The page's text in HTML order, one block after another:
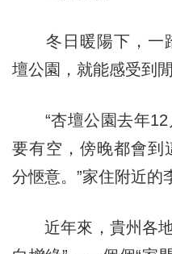
冬日暖陽下，一
壇公園，就能感受到
“杏壇公園去年12
要有空，傍晚都會到
分愜意。”家住附近的
近年來，貴州各地“